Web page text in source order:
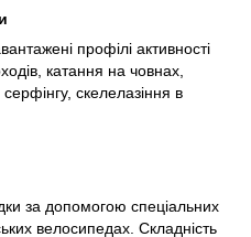
профілі активності
катання на човнах,
скелелазіння в
за допомогою спеціальних
велосипедах. Складність